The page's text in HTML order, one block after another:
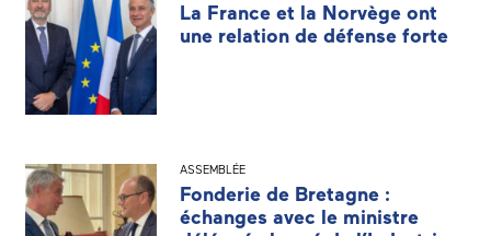
La France et la Norvège ont
une relation de défense forte
ASSEMBLÉE
Fonderie de Bretagne :
échanges avec le ministre